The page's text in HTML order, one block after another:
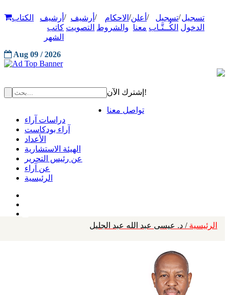
تسجيل
الدخول
/تسجيل
الكُــتَّـاب
/ أعلن
معنا
/ الاحكام
والشروط
/ أرشيف
التصويت
/ أرشيف
كاتب
الشهر
الكتاب
Aug 09 / 2026
إشترك الآن!
تواصل معنا
دراسات آراء
آراء بودكاست
الأعداد
الهيئة الاستشارية
عن رئيس التحرير
عن آراء
الرئيسية
الرئيسية / د. عيسى عبد الله عبد الجليل